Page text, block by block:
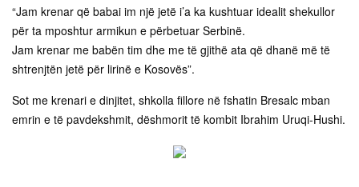
“Jam krenar që babai im një jetë i’a ka kushtuar idealit shekullor
për ta mposhtur armikun e përbetuar Serbinë.
Jam krenar me babën tim dhe me të gjithë ata që dhanë më të
shtrenjtën jetë për lirinë e Kosovës”.
Sot me krenari e dinjitet, shkolla fillore në fshatin Bresalc mban
emrin e të pavdekshmit, dëshmorit të kombit Ibrahim Uruqi-Hushi.